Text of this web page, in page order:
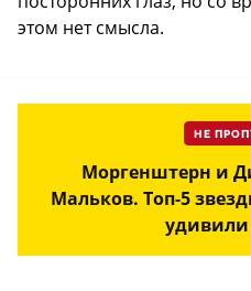
этом нет смысла.
НЕ
Моргенштерн и
Мальков. Топ-5
удивили